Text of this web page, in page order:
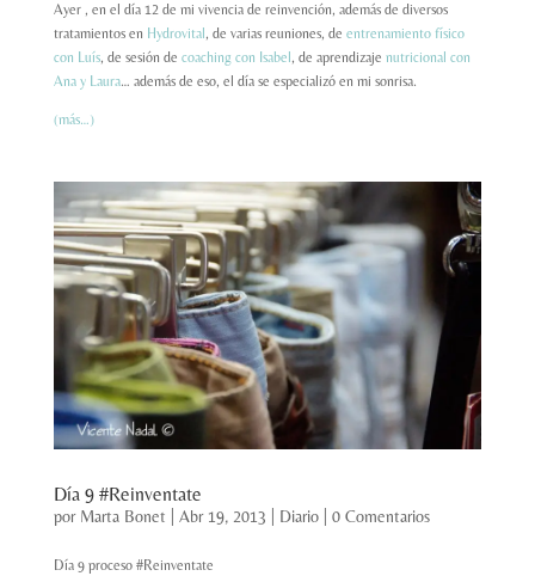
Ayer , en el día 12 de mi vivencia de reinvención, además de diversos
tratamientos en Hydrovital , de varias reuniones, de entrenamiento físico
con Luís, de sesión de coaching con Isabel , de aprendizaje nutricional con
Ana y Laura… además de eso, el día se especializó en mi sonrisa.
(más…)
Día 9 #Reinventate
por Marta Bonet Abr 19, 2013 Diario| 0 Comentarios
Día 9 proceso #Reinventate